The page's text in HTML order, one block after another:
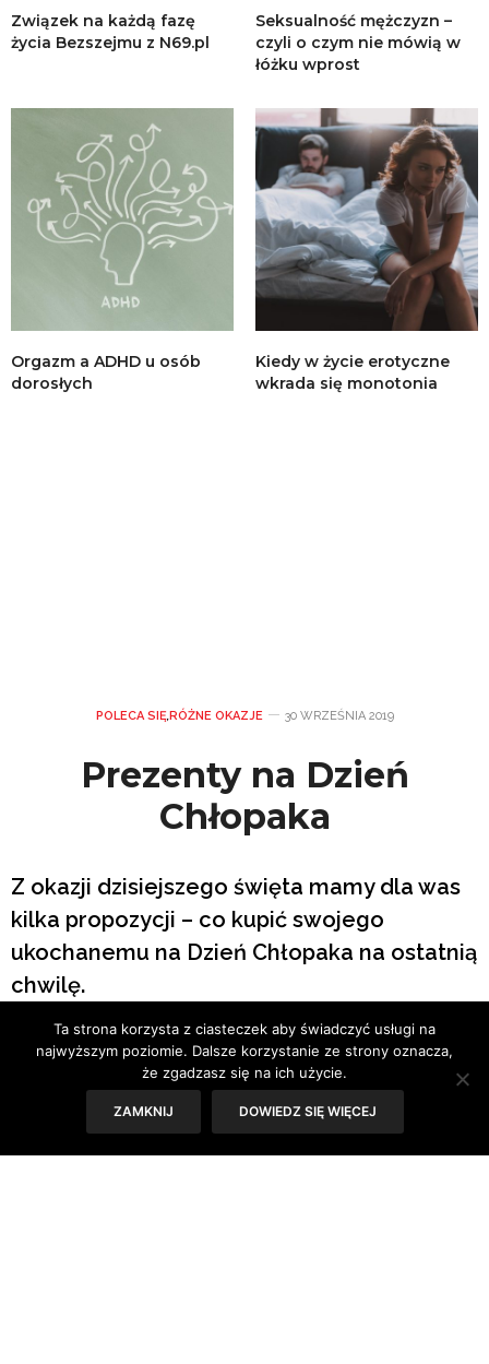
Związek na każdą fazę
życia Bezszejmu z N69.pl
Seksualność mężczyzn –
czyli o czym nie mówią w
łóżku wprost
Orgazm a ADHD u osób
dorosłych
Kiedy w życie erotyczne
wkrada się monotonia
POLECA SIĘ,RÓŻNE OKAZJE 30 WRZEŚNIA 2019
Prezenty na Dzień
Chłopaka
Z okazji dzisiejszego święta mamy dla was
kilka propozycji – co kupić swojego
ukochanemu na Dzień Chłopaka na ostatnią
chwilę.
Tekst: Patrycja Skwierczyńska
Ta strona korzysta z ciasteczek aby świadczyć usługi na
najwyższym poziomie. Dalsze korzystanie ze strony oznacza,
że zgadzasz się na ich użycie.
ZAMKNIJ DOWIEDZ SIĘ WIĘCEJ